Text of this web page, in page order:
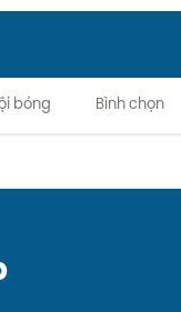
bóng Bình chọn